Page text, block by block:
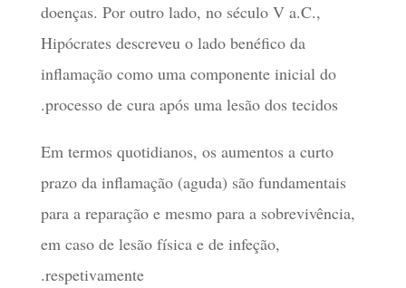
doenças. Por outro lado, no século V a.C.,
Hipócrates descreveu o lado benéfico da
inflamação como uma componente inicial do
processo de cura após uma lesão dos tecidos.
Em termos quotidianos, os aumentos a curto
prazo da inflamação (aguda) são fundamentais
para a reparação e mesmo para a sobrevivência,
em caso de lesão física e de infeção,
respetivamente.